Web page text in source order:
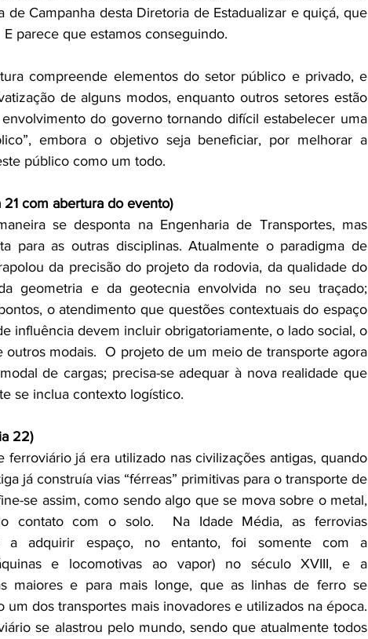
de Campanha desta Diretoria de Estadualizar e quiçá, que
parece que estamos conseguindo.
compreende elementos do setor público e privado, e
de alguns modos, enquanto outros setores estão
do governo tornando difícil estabelecer uma
embora o objetivo seja beneficiar, por melhorar a
público como um todo.
21 com abertura do evento)
se desponta na Engenharia de Transportes, mas
para as outras disciplinas. Atualmente o paradigma de
da precisão do projeto da rodovia, da qualidade do
geometria e da geotecnia envolvida no seu traçado;
o atendimento que questões contextuais do espaço
influência devem incluir obrigatoriamente, o lado social, o
modais.  O projeto de um meio de transporte agora
de cargas; precisa-se adequar à nova realidade que
se inclua contexto logístico.
22)
ferroviário já era utilizado nas civilizações antigas, quando
já construía vias “férreas” primitivas para o transporte de
se assim, como sendo algo que se mova sobre o metal,
contato com o solo.  Na Idade Média, as ferrovias
a adquirir espaço, no entanto, foi somente com a
e locomotivas ao vapor) no século XVIII, e a
maiores e para mais longe, que as linhas de ferro se
dos transportes mais inovadores e utilizados na época.
se alastrou pelo mundo, sendo que atualmente todos